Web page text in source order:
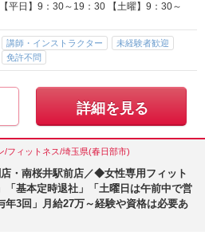
平日】9：30～19：30 【土曜】9：30～
講師・インストラクター
未経験者歓迎
免許不問
詳細を見る
/フィットネス/埼玉県(春日部市)
・南桜井駅前店／◆女性専用フィット
基本定時退社」「土曜日は午前中で営
3回」月給27万～経験や資格は必要あ